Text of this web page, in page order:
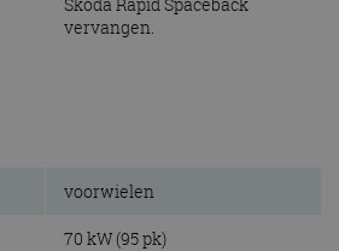
vervangen.
voorwielen
70 kW (95 pk)